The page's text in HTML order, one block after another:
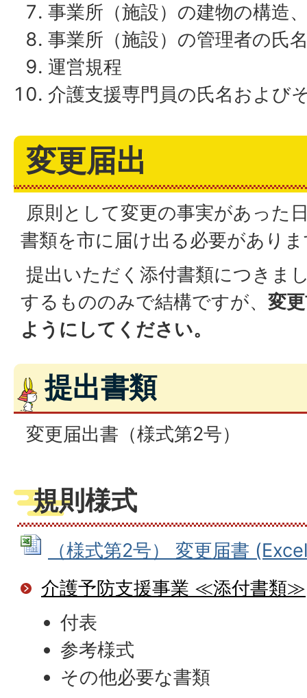
事業所（施設）の建物の構造
事業所（施設）の管理者の氏
運営規程
介護支援専門員の氏名および
変更届出
原則として変更の事実があった
書類を市に届け出る必要があり
提出いただく添付書類につきま
するもののみで結構ですが、 変
ようにしてください。
提出書類
変更届出書（様式第2号）
規則様式
（様式第2号） 変更届書
介護予防支援事業 ≪添付書類≫
付表
参考様式
その他必要な書類